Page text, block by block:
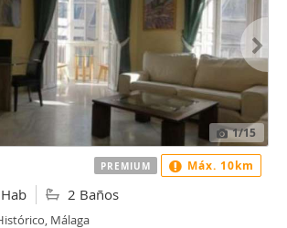
1/15
2 Baños
Málaga
PREMIUM Máx. 10km